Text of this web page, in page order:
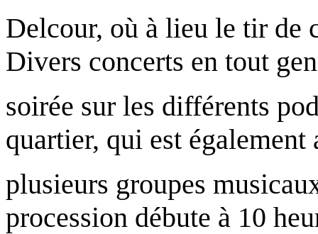
Delcour, où à lieu le tir de
Divers concerts en tout
soirée sur les différents
quartier, qui est
plusieurs groupes
procession débute à 10